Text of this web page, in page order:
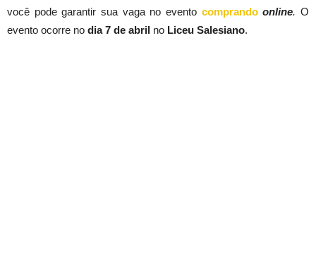
você pode garantir sua vaga no evento comprandoonline. O
evento ocorre no dia 7 de abril no Liceu Salesiano.